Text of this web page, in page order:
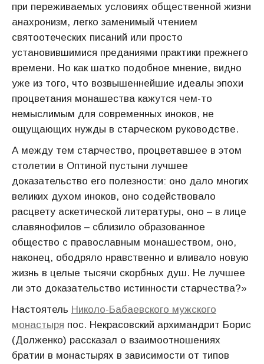
при переживаемых условиях общественной жизни
анахронизм, легко заменимый чтением
святоотеческих писаний или просто
установившимися преданиями практики прежнего
времени. Но как шатко подобное мнение, видно
уже из того, что возвышеннейшие идеалы эпохи
процветания монашества кажутся чем-то
немыслимым для современных иноков, не
ощущающих нужды в старческом руководстве.
А между тем старчество, процветавшее в этом
столетии в Оптиной пустыни лучшее
доказательство его полезности: оно дало многих
великих духом иноков, оно содействовало
расцвету аскетической литературы, оно – в лице
славянофилов – сблизило образованное
общество с православным монашеством, оно,
наконец, ободряло нравственно и вливало новую
жизнь в целые тысячи скорбных душ. Не лучшее
ли это доказательство истинности старчества?»
Настоятель Николо-Бабаевского мужского
монастыря пос. Некрасовский архимандрит Борис
(Долженко) рассказал о взаимоотношениях
братии в монастырях в зависимости от типов